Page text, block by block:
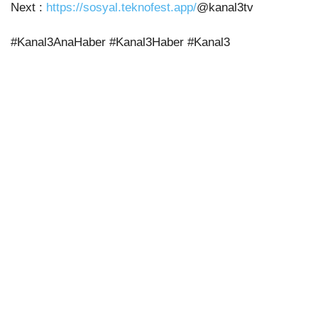
Next : https://sosyal.teknofest.app/@kanal3tv
#Kanal3AnaHaber #Kanal3Haber #Kanal3